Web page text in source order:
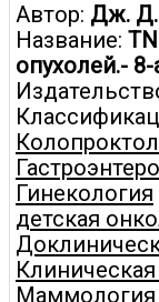
Автор: Дж. Д.
Название:
опухолей.-
Гинекология
детская
Маммология